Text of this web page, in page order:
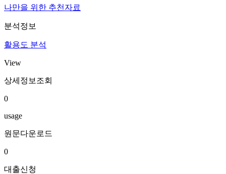
나만을 위한 추천자료
분석정보
활용도 분석
View
상세정보조회
0
usage
원문다운로드
0
대출신청